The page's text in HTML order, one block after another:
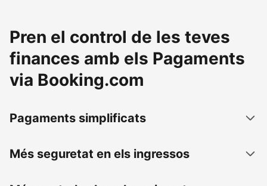
Pren el control de les teves
finances amb els Pagaments
via Booking.com
Pagaments simplificats
Més seguretat en els ingressos